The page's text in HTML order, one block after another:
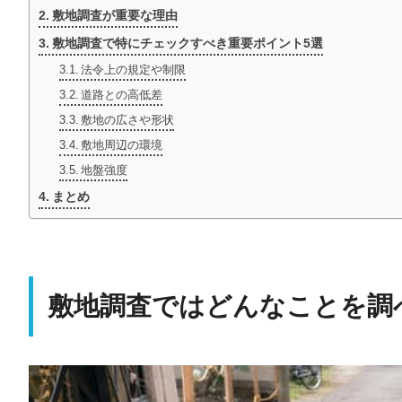
敷地調査が重要な理由
敷地調査で特にチェックすべき重要ポイント5選
法令上の規定や制限
道路との高低差
敷地の広さや形状
敷地周辺の環境
地盤強度
まとめ
敷地調査ではどんなことを調